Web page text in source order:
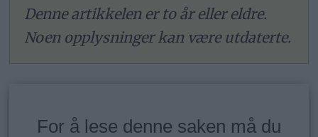
Denne artikkelen er to år eller eldre.
Noen opplysninger kan være utdaterte.
For å lese denne saken må du